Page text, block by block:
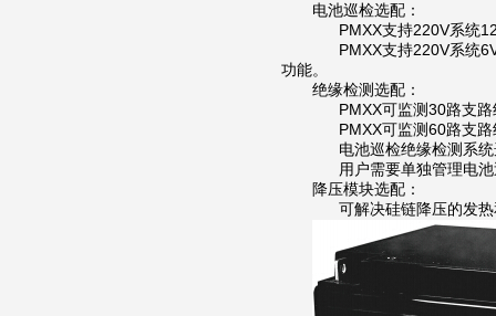
电池巡检选配：
PMXX支持220V系统
PMXX支持220V系统
功能。
绝缘检测选配：
PMXX可监测30路支路
PMXX可监测60路支路
电池巡检绝缘检测系统
用户需要单独管理电池
降压模块选配：
可解决硅链降压的发热